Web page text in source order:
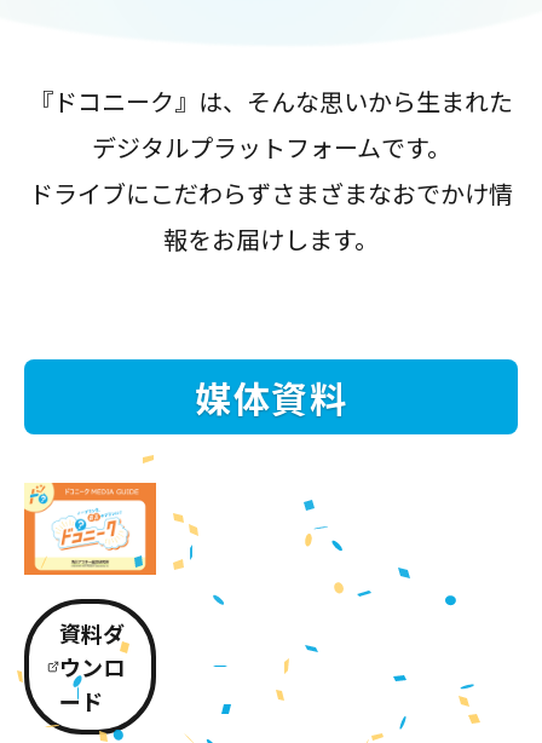
『ドコニーク』は、そんな思いから生まれた
デジタルプラットフォームです。
ドライブにこだわらずさまざまなおでかけ情
報をお届けします。
媒体資料
資料ダ
ウンロ
ード